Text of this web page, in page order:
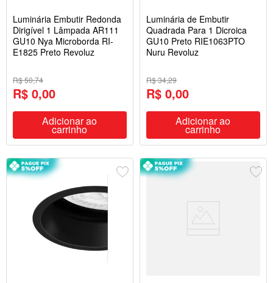
Luminária Embutir Redonda
Dirigível 1 Lâmpada AR111
GU10 Nya Microborda RI-
E1825 Preto Revoluz
R$ 50,74
R$ 0,00
Adicionar ao
carrinho
Luminária de Embutir
Quadrada Para 1 Dicroica
GU10 Preto RIE1063PTO
Nuru Revoluz
R$ 34,29
R$ 0,00
Adicionar ao
carrinho